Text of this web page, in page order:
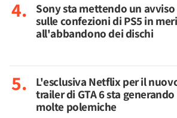
Sony sta mettendo un avviso
sulle confezioni di PS5 in
all'abbandono dei dischi
L'esclusiva Netflix per il
trailer di GTA 6 sta generando
molte polemiche